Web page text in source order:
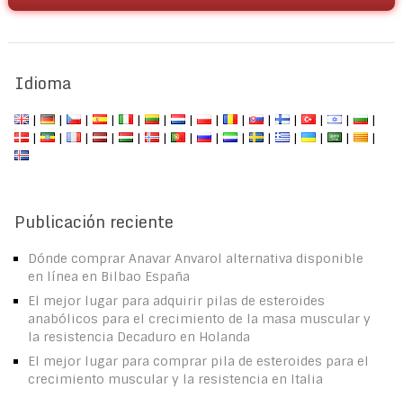
Idioma
| | | | | | | | | | | | |
|
|
| | | | | | | | | | | | |
Publicación reciente
Dónde comprar Anavar Anvarol alternativa disponible
en línea en Bilbao España
El mejor lugar para adquirir pilas de esteroides
anabólicos para el crecimiento de la masa muscular y
la resistencia Decaduro en Holanda
El mejor lugar para comprar pila de esteroides para el
crecimiento muscular y la resistencia en Italia